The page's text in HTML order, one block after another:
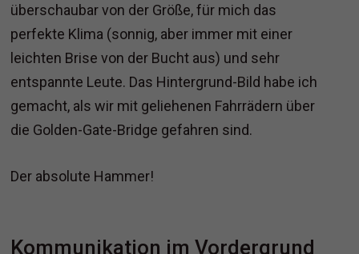
überschaubar von der Größe, für mich das
perfekte Klima (sonnig, aber immer mit einer
leichten Brise von der Bucht aus) und sehr
entspannte Leute. Das Hintergrund-Bild habe ich
gemacht, als wir mit geliehenen Fahrrädern über
die Golden-Gate-Bridge gefahren sind.
Der absolute Hammer!
Kommunikation im Vordergrund